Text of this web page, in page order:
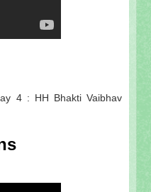
4 : HH Bhakti Vaibhav